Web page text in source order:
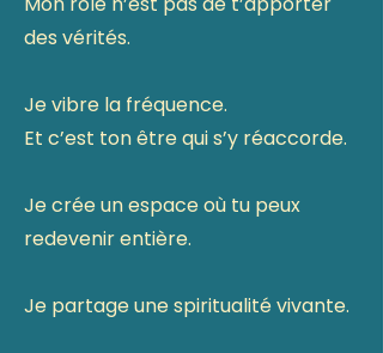
des vérités.
Je vibre la fréquence.
Et c’est ton être qui s’y réaccorde.
Je crée un espace où tu peux
redevenir entière.
Je partage une spiritualité vivante.